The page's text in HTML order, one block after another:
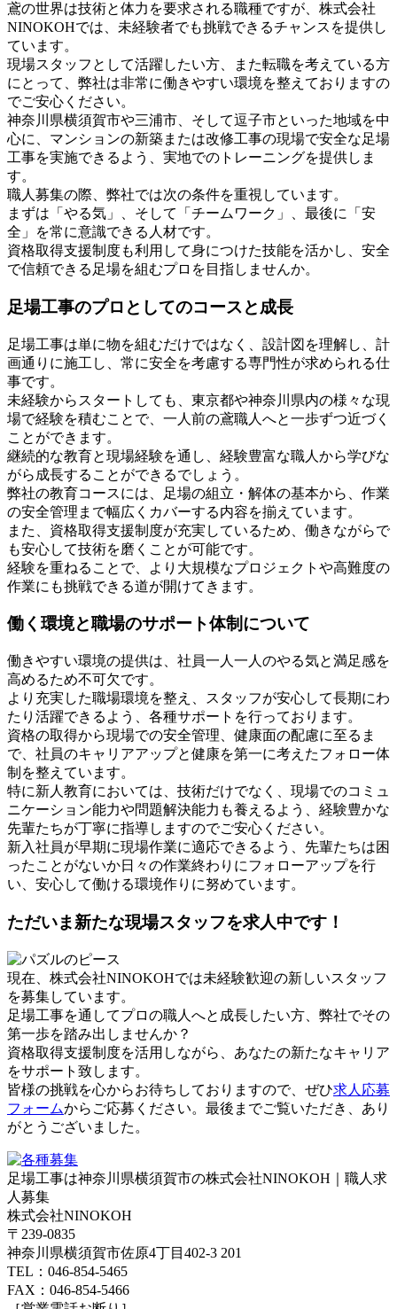
鳶の世界は技術と体力を要求される職種ですが、株式会社
NINOKOHでは、未経験者でも挑戦できるチャンスを提供し
ています。
現場スタッフとして活躍したい方、また転職を考えている方
にとって、弊社は非常に働きやすい環境を整えておりますの
でご安心ください。
神奈川県横須賀市や三浦市、そして逗子市といった地域を中
心に、マンションの新築または改修工事の現場で安全な足場
工事を実施できるよう、実地でのトレーニングを提供しま
す。
職人募集の際、弊社では次の条件を重視しています。
まずは「やる気」、そして「チームワーク」、最後に「安
全」を常に意識できる人材です。
資格取得支援制度も利用して身につけた技能を活かし、安全
で信頼できる足場を組むプロを目指しませんか。
足場工事のプロとしてのコースと成長
足場工事は単に物を組むだけではなく、設計図を理解し、計
画通りに施工し、常に安全を考慮する専門性が求められる仕
事です。
未経験からスタートしても、東京都や神奈川県内の様々な現
場で経験を積むことで、一人前の鳶職人へと一歩ずつ近づく
ことができます。
継続的な教育と現場経験を通し、経験豊富な職人から学びな
がら成長することができるでしょう。
弊社の教育コースには、足場の組立・解体の基本から、作業
の安全管理まで幅広くカバーする内容を揃えています。
また、資格取得支援制度が充実しているため、働きながらで
も安心して技術を磨くことが可能です。
経験を重ねることで、より大規模なプロジェクトや高難度の
作業にも挑戦できる道が開けてきます。
働く環境と職場のサポート体制について
働きやすい環境の提供は、社員一人一人のやる気と満足感を
高めるため不可欠です。
より充実した職場環境を整え、スタッフが安心して長期にわ
たり活躍できるよう、各種サポートを行っております。
資格の取得から現場での安全管理、健康面の配慮に至るま
で、社員のキャリアアップと健康を第一に考えたフォロー体
制を整えています。
特に新人教育においては、技術だけでなく、現場でのコミュ
ニケーション能力や問題解決能力も養えるよう、経験豊かな
先輩たちが丁寧に指導しますのでご安心ください。
新入社員が早期に現場作業に適応できるよう、先輩たちは困
ったことがないか日々の作業終わりにフォローアップを行
い、安心して働ける環境作りに努めています。
ただいま新たな現場スタッフを求人中です！
現在、株式会社NINOKOHでは未経験歓迎の新しいスタッフ
を募集しています。
足場工事を通してプロの職人へと成長したい方、弊社でその
第一歩を踏み出しませんか？
資格取得支援制度を活用しながら、あなたの新たなキャリア
をサポート致します。
皆様の挑戦を心からお待ちしておりますので、ぜひ求人応募
フォームからご応募ください。最後までご覧いただき、あり
がとうございました。
足場工事は神奈川県横須賀市の株式会社NINOKOH｜職人求
人募集
株式会社NINOKOH
〒239-0835
神奈川県横須賀市佐原4丁目402-3 201
TEL：046-854-5465
FAX：046-854-5466